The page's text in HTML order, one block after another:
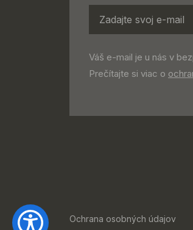
Váš e-mail je u nás v
Prečítajte si viac o
Ochrana osobných údajov